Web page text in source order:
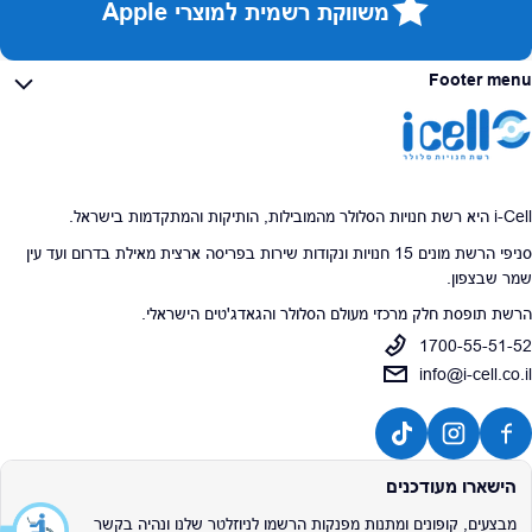
משווקת רשמית למוצרי Apple
Footer menu
i-Cell היא רשת חנויות הסלולר מהמובילות, הותיקות והמתקדמות בישראל.
סניפי הרשת מונים 15 חנויות ונקודות שירות בפריסה ארצית מאילת בדרום ועד עין
שמר שבצפון.
הרשת תופסת חלק מרכזי מעולם הסלולר והגאדג'טים הישראלי.
1700-55-51-52
info@i-cell.co.il
הישארו מעודכנים
מבצעים, קופונים ומתנות מפנקות הרשמו לניוזלטר שלנו ונהיה בקשר